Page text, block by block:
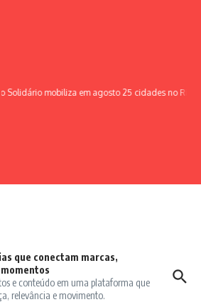
Solidário mobiliza em agosto 25 cidades no Rio
que conectam marcas,
e conteúdo em uma plataforma que
relevância e movimento.